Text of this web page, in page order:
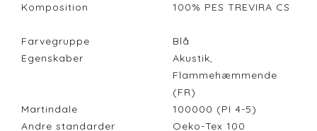
Komposition
100% PES TREVIRA CS
Farvegruppe
Blå
Egenskaber
Akustik,
Flammehæmmende
(FR)
Martindale
100000 (PI 4-5)
Andre standarder
Oeko-Tex 100